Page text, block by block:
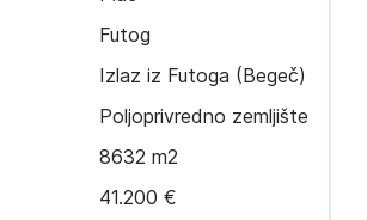
Futog
Izlaz iz Futoga (Begeč)
Poljoprivredno zemljište
8632 m2
41.200 €